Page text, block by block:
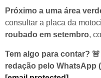
Próximo a uma área
consultar a placa da
roubado em setembro,
Tem algo para contar?
redação pelo WhatsApp